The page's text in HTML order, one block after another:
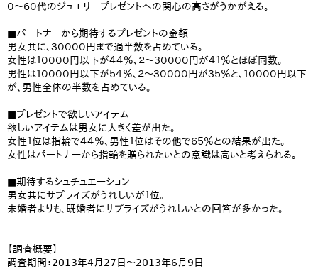
０～６０代のジュエリープレゼントへの関心の高さがうかがえる。
■パートナーから期待するプレゼントの金額
男女共に、３００００円まで過半数を占めている。
女性は１００００円以下が４４％、２～３００００円が４１％とほぼ同数。
男性は１００００円以下が５４％、２～３００００円が３５％と、１００００円以下
が、男性全体の半数を占めている。
■プレゼントで欲しいアイテム
欲しいアイテムは男女に大きく差が出た。
女性１位は指輪で４４％、男性１位はその他で６５％との結果が出た。
女性はパートナーから指輪を贈られたいとの意識は高いと考えられる。
■期待するシュチュエーション
男女共にサプライズがうれしいが１位。
未婚者よりも、既婚者にサプライズがうれしいとの回答が多かった。
【調査概要】
調査期間：2013年4月27日～2013年6月9日